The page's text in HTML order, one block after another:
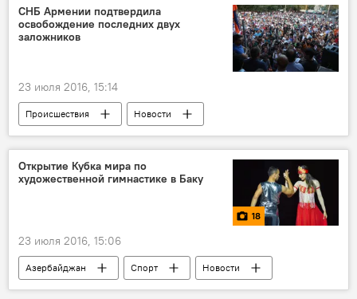
Творчество
Дизайн
СНБ Армении подтвердила
освобождение последних двух
заложников
23 июля 2016, 15:14
Происшествия
Новости
Новости мира
ЖИЗНЬ
Открытие Кубка мира по
художественной гимнастике в Баку
18
23 июля 2016, 15:06
Азербайджан Спорт
Новости
Фото
МУЛЬТИМЕДИА ЖИЗНЬ